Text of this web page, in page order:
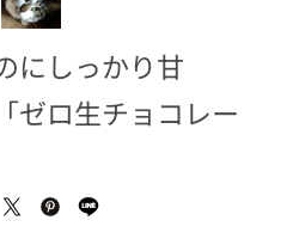
にしっかり甘
ゼロ生チョコレー